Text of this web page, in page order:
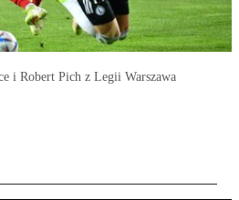
i Robert Pich z Legii Warszawa